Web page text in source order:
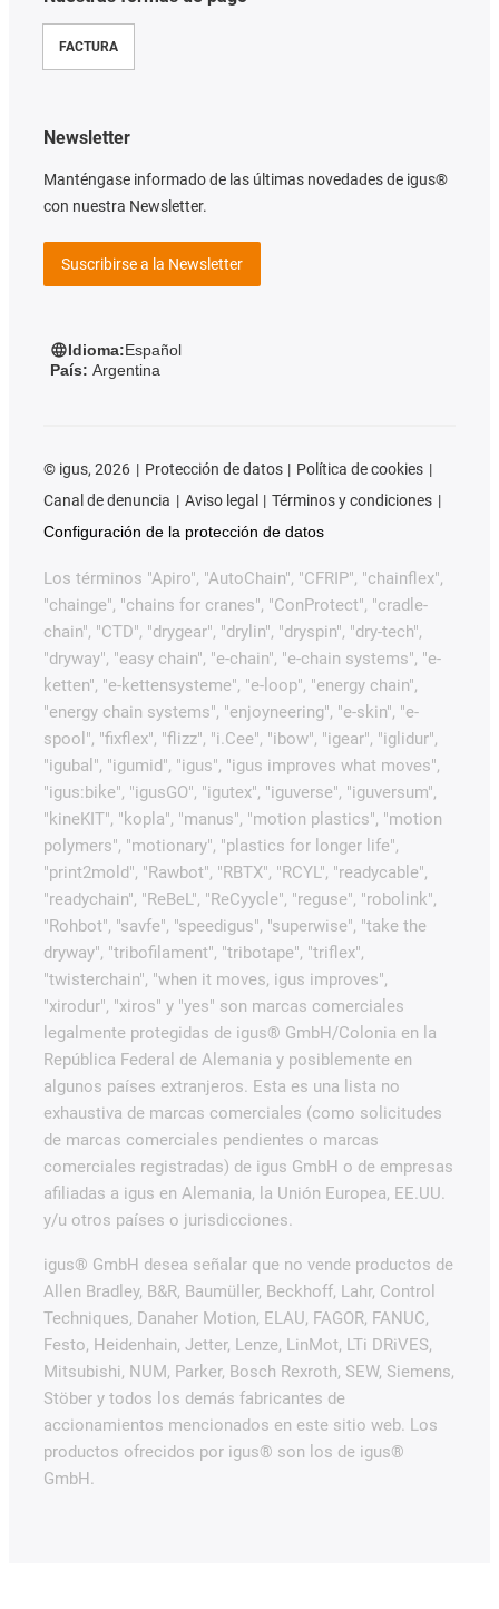
FACTURA
Newsletter
Manténgase informado de las últimas novedades de igus®
con nuestra Newsletter.
Suscribirse a la Newsletter
Idioma:Español
País: Argentina
© igus, 2026 Protección de datos
Política de cookies
Canal de denuncia
Aviso legal
Términos y condiciones
Configuración de la protección de datos
Los términos "Apiro", "AutoChain", "CFRIP", "chainflex",
"chainge", "chains for cranes", "ConProtect", "cradle-
chain", "CTD", "drygear", "drylin", "dryspin", "dry-tech",
"dryway", "easy chain", "e-chain", "e-chain systems", "e-
ketten", "e-kettensysteme", "e-loop", "energy chain",
"energy chain systems", "enjoyneering", "e-skin", "e-
spool", "fixflex", "flizz", "i.Cee", "ibow", "igear", "iglidur",
"igubal", "igumid", "igus", "igus improves what moves",
"igus:bike", "igusGO", "igutex", "iguverse", "iguversum",
"kineKIT", "kopla", "manus", "motion plastics", "motion
polymers", "motionary", "plastics for longer life",
"print2mold", "Rawbot", "RBTX", "RCYL", "readycable",
"readychain", "ReBeL", "ReCyycle", "reguse", "robolink",
"Rohbot", "savfe", "speedigus", "superwise", "take the
dryway", "tribofilament", "tribotape", "triflex",
"twisterchain", "when it moves, igus improves",
"xirodur", "xiros" y "yes" son marcas comerciales
legalmente protegidas de igus® GmbH/Colonia en la
República Federal de Alemania y posiblemente en
algunos países extranjeros. Esta es una lista no
exhaustiva de marcas comerciales (como solicitudes
de marcas comerciales pendientes o marcas
comerciales registradas) de igus GmbH o de empresas
afiliadas a igus en Alemania, la Unión Europea, EE.UU.
y/u otros países o jurisdicciones.
igus® GmbH desea señalar que no vende productos de
Allen Bradley, B&R, Baumüller, Beckhoff, Lahr, Control
Techniques, Danaher Motion, ELAU, FAGOR, FANUC,
Festo, Heidenhain, Jetter, Lenze, LinMot, LTi DRiVES,
Mitsubishi, NUM, Parker, Bosch Rexroth, SEW, Siemens,
Stöber y todos los demás fabricantes de
accionamientos mencionados en este sitio web. Los
productos ofrecidos por igus® son los de igus®
GmbH.